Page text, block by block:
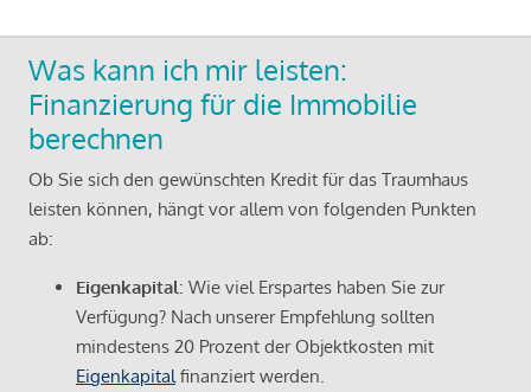
Was kann ich mir leisten:
Finanzierung für die Immobilie
berechnen
Ob Sie sich den gewünschten Kredit für das Traumhaus
leisten können, hängt vor allem von folgenden Punkten
ab:
Eigenkapital: Wie viel Erspartes haben Sie zur
Verfügung? Nach unserer Empfehlung sollten
mindestens 20 Prozent der Objektkosten mit
Eigenkapital finanziert werden.